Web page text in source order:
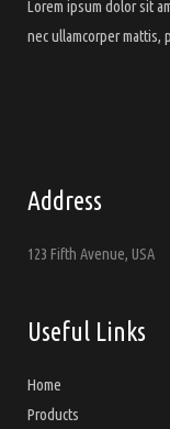
Lorem ipsum dolor sit
nec ullamcorper mattis,
Address
123 Fifth Avenue, USA
Useful Links
Home
Products